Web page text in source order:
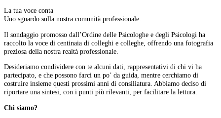
La tua voce conta
Uno sguardo sulla nostra comunità professionale.
Il sondaggio promosso dall’Ordine delle Psicologhe e degli Psicologi ha
raccolto la voce di centinaia di colleghi e colleghe, offrendo una fotografia
preziosa della nostra realtà professionale.
Desideriamo condividere con te alcuni dati, rappresentativi di chi vi ha
partecipato, e che possono farci un po’ da guida, mentre cerchiamo di
costruire insieme questi prossimi anni di consiliatura. Abbiamo deciso di
riportare una sintesi, con i punti più rilevanti, per facilitare la lettura.
Chi siamo?